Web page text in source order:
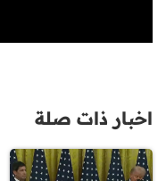
اخبار ذات صلة